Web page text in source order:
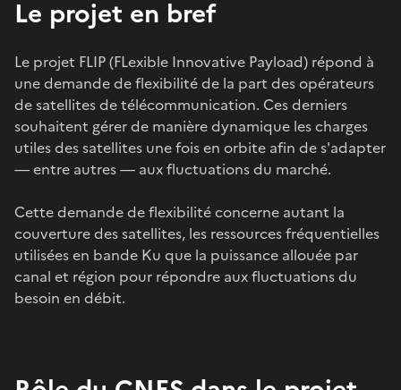
Le projet en bref
Le projet FLIP (FLexible Innovative Payload) répond à
une demande de flexibilité de la part des opérateurs
de satellites de télécommunication. Ces derniers
souhaitent gérer de manière dynamique les charges
utiles des satellites une fois en orbite afin de s'adapter
— entre autres — aux fluctuations du marché.
Cette demande de flexibilité concerne autant la
couverture des satellites, les ressources fréquentielles
utilisées en bande Ku que la puissance allouée par
canal et région pour répondre aux fluctuations du
besoin en débit.